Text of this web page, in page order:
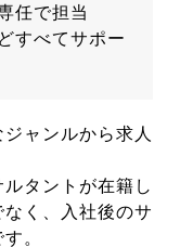
任で担当
すべてサポー
ャンルから求人
タントが在籍し
く、入社後のサ
。